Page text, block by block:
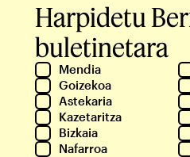
Harpidetu
buletinetara
Mendia
Goizekoa
Astekaria
Kazetaritza
Bizkaia
Nafarroa